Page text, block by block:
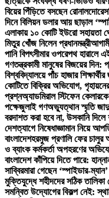
বিয়ের পিঁড়িতে বসছেন রোনালদো
দিনে বিলিয়ন ডলার আয় ছাড়াল
এলাকায় ১০ কোটি ইউরো সহায়তা
মিতুর খোঁজ নিলেন প্রধানমন্ত্রী
পানি বিপৎসীমার ওপরেপথ হারালে
গণতন্ত্রকামী মানুষের বিজয়ের দিন:
বিশ্ববিদ্যালয়ে পাঁচ হাজার
কোটিতে বিক্রির অভিযোগ,
প্রশ্নঅ্যাডমিরাল স্টিফেন
পক্ষেজুলাই গণঅভ্যুত্থান স্মৃতি
বরদাশত করা হবে না, উসকানি দিলে
দেশত্যাগে নিষেধাজ্ঞামান নিয়ে
বাংলাদেশহরমুজ প্রণালি ফের চালুর
ও ব্যাংক কর্মকর্তা অপহরণের
বাংলাদেশ কাঁপিয়ে দিতে পারে:
সাব্বিরমারা গেছেন ‘স্পাইডার-
মুক্তিযুদ্ধে শহীদদের সঠিক
সমন্বিত উদ্যোগের বিকল্প নেই: